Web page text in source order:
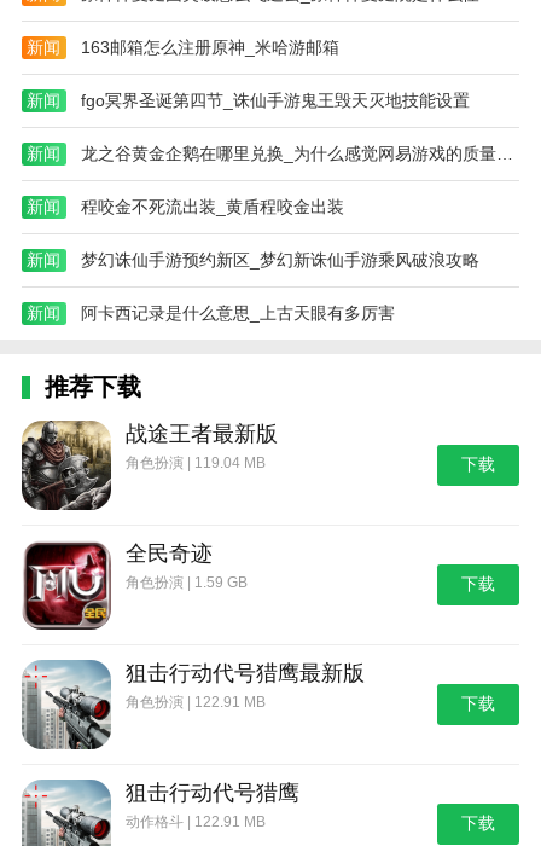
新闻 163邮箱怎么注册原神_米哈游邮箱
新闻 fgo冥界圣诞第四节_诛仙手游鬼王毁天灭地技能设置
新闻 龙之谷黄金企鹅在哪里兑换_为什么感觉网易游戏的质量不输腾讯，却和腾
新闻 程咬金不死流出装_黄盾程咬金出装
新闻 梦幻诛仙手游预约新区_梦幻新诛仙手游乘风破浪攻略
新闻 阿卡西记录是什么意思_上古天眼有多厉害
推荐下载
战途王者最新版
角色扮演 | 119.04 MB 下载
全民奇迹
角色扮演 | 1.59 GB 下载
狙击行动代号猎鹰最新版
角色扮演 | 122.91 MB 下载
狙击行动代号猎鹰
动作格斗 | 122.91 MB 下载